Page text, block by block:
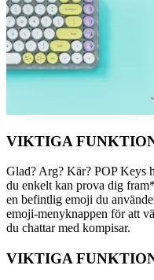
VIKTIGA
Glad? Arg? Kär? POP Keys
du enkelt kan prova dig
en befintlig emoji du
emoji-menyknappen för att
du chattar med kompisar.
VIKTIGA